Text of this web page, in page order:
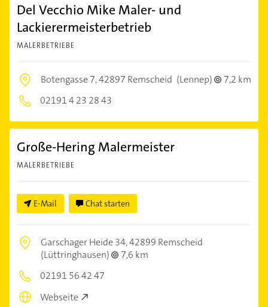
Del Vecchio Mike Maler- und
Lackierermeisterbetrieb
MALERBETRIEBE
Botengasse 7,42897 Remscheid (Lennep)
7,2 km
02191 4 23 28 43
Große-Hering Malermeister
MALERBETRIEBE
E-Mail Chat starten
Garschager Heide 34,42899 Remscheid
(Lüttringhausen)
7,6 km
02191 56 42 47
Webseite